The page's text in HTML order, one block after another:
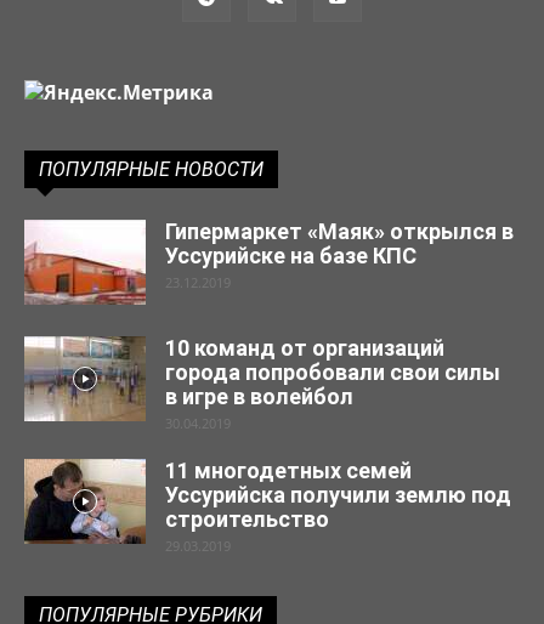
ПОПУЛЯРНЫЕ НОВОСТИ
Гипермаркет «Маяк» открылся в
Уссурийске на базе КПС
23.12.2019
10 команд от организаций
города попробовали свои силы
в игре в волейбол
30.04.2019
11 многодетных семей
Уссурийска получили землю под
строительство
29.03.2019
ПОПУЛЯРНЫЕ РУБРИКИ